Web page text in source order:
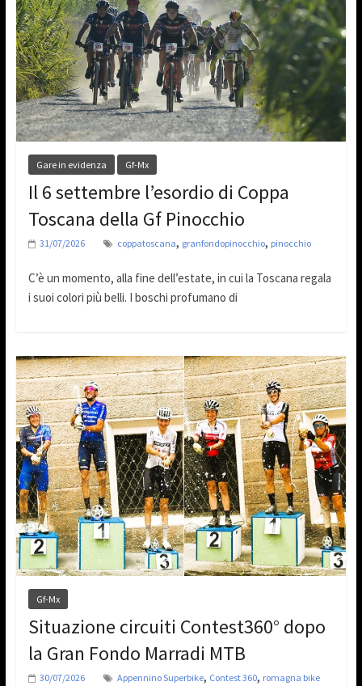
Gare in evidenza Gf-Mx
Il 6 settembre l’esordio di Coppa
Toscana della Gf Pinocchio
31/07/2026 coppatoscana, granfondopinocchio, pinocchio
C’è un momento, alla fine dell’estate, in cui la Toscana regala
i suoi colori più belli. I boschi profumano di
Gf-Mx
Situazione circuiti Contest360° dopo
la Gran Fondo Marradi MTB
30/07/2026 Appennino Superbike, Contest 360, romagna bike